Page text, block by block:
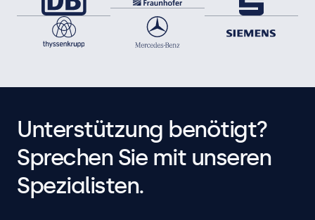
Unterstützung benötigt?
Sprechen Sie mit unseren
Spezialisten.